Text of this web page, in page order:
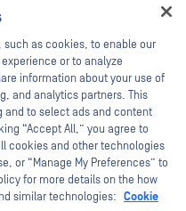
ワイトペーパー
無料ツール
as cookies, to enable our
or to analyze
information about your use of
and analytics partners. This
and to select ads and content
“Accept All,” you agree to
cookies and other technologies
or “Manage My Preferences” to
for more details on the how
similar technologies: Cookie
virtual assistant.
you secure what's critical